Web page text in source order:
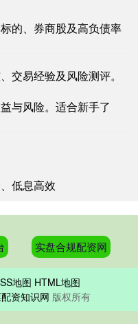
的、券商股及高负债率
交易经验及风险测评。
与风险。适合新手了
低息高效
实盘合规配资网
地图 HTML地图
资知识网 版权所有